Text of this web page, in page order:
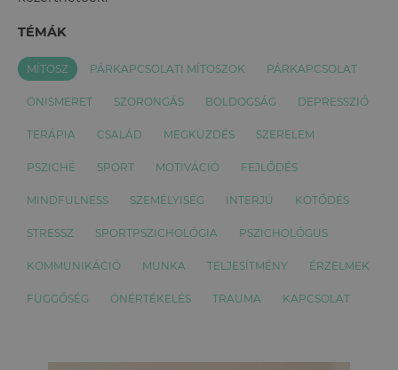
TÉMÁK
MÍTOSZ PÁRKAPCSOLATI MÍTOSZOK PÁRKAPCSOLAT
ÖNISMERET SZORONGÁS BOLDOGSÁG DEPRESSZIÓ
TERÁPIA CSALÁD MEGKÜZDÉS SZERELEM
PSZICHÉ SPORT MOTIVÁCIÓ FEJLŐDÉS
MINDFULNESS SZEMÉLYISÉG INTERJÚ KÖTŐDÉS
STRESSZ SPORTPSZICHOLÓGIA PSZICHOLÓGUS
KOMMUNIKÁCIÓ MUNKA TELJESÍTMÉNY ÉRZELMEK
FÜGGŐSÉG ÖNÉRTÉKELÉS TRAUMA KAPCSOLAT